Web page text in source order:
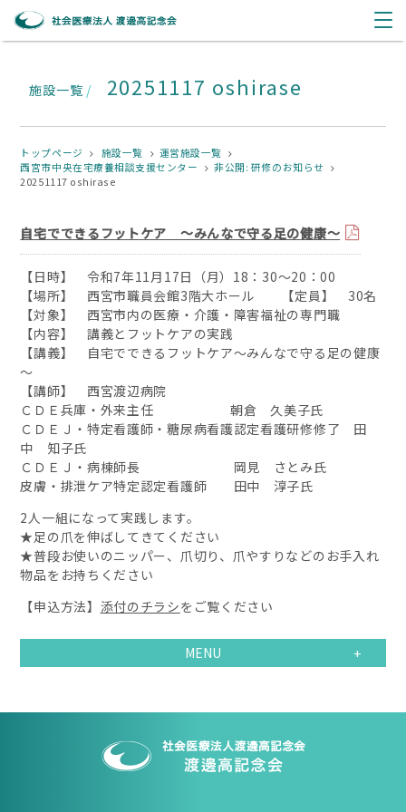
施設一覧 / 20251117 oshirase
トップページ 施設一覧
運営施設一覧
西宮市中央在宅療養相談支援センター
非公開: 研修のお知らせ
20251117 oshirase
自宅でできるフットケア ～みんなで守る足の健康～
【日時】 令和7年11月17日（月）18：30～20：00
【場所】 西宮市職員会館3階大ホール 【定員】 30名
【対象】 西宮市内の医療・介護・障害福祉の専門職
【内容】 講義とフットケアの実践
【講義】 自宅でできるフットケア～みんなで守る足の健康
～
【講師】 西宮渡辺病院
ＣＤＥ兵庫・外来主任 朝倉 久美子氏
ＣＤＥＪ・特定看護師・糖尿病看護認定看護研修修了 田
中 知子氏
ＣＤＥＪ・病棟師長 岡見 さとみ氏
皮膚・排泄ケア特定認定看護師 田中 淳子氏
2人一組になって実践します。
★足の爪を伸ばしてきてください
★普段お使いのニッパー、爪切り、爪やすりなどのお手入れ
物品をお持ちください
【申込方法】 添付のチラシをご覧ください
MENU